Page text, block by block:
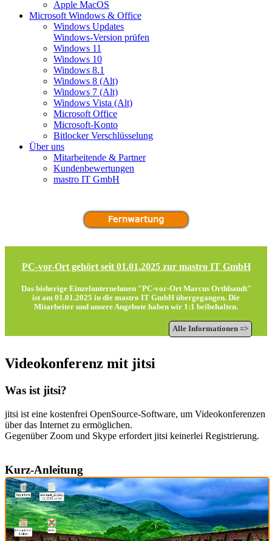
Apple MacOS
Microsoft Windows & Office
Windows Updates
Windows-Version prüfen
Windows 11
Windows 10
Windows 8.1
Windows 8 (Alt)
Windows 7 (Alt)
Windows Vista (Alt)
Microsoft Office
Microsoft-Konto
Bitlocker Verschlüsselung
Über uns
Mitarbeitende & Partner
Kundenbewertungen
mastro IT GmbH
PC-vor-Ort gehört seit 01.01.2025 zur mastro IT GmbH
Das bisherige Einzelunternehmen "PC-vor-Ort Marcus Orthbandt"
ist am 01.01.2025 in die mastro IT GmbH übergegangen. Die
Mitarbeiter und unsere Angebote haben wir 1:1 beibehalten.
Alle Informationen =>
Videokonferenz mit jitsi
Was ist jitsi?
jitsi ist eine kostenfrei OpenSource-Software, um Videokonferenzen
über das Internet zu ermöglichen.
Gegenüber Zoom und Skype erfordert jitsi keinerlei Registrierung.
Kurz-Anleitung